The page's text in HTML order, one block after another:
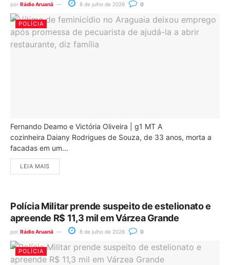
por Rádio Aruanã 8 de julho de 2026 0
POLÍCIA
Fernando Deamo e Victória Oliveira | g1 MT A
cozinheira Daiany Rodrigues de Souza, de 33 anos, morta a
facadas em um...
LEIA MAIS
Polícia Militar prende suspeito de estelionato e
apreende R$ 11,3 mil em Várzea Grande
por Rádio Aruanã 8 de julho de 2026 0
POLÍCIA